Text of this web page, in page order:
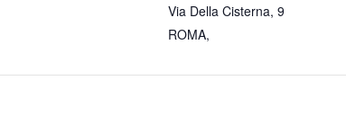
Via Della Cisterna, 9
ROMA,